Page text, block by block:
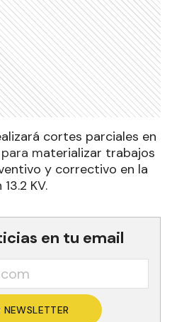
cortes parciales en
para materializar trabajos
y correctivo en la
KV.
en tu email
NEWSLETTER